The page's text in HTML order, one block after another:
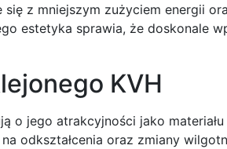
z mniejszym zużyciem energii
estetyka sprawia, że doskonale
KVH
o jego atrakcyjności jako materiału
odkształcenia oraz zmiany